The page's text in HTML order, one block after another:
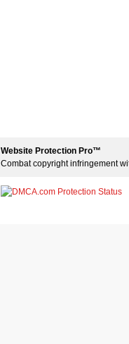
Website Protection Pro™
Combat copyright infringement